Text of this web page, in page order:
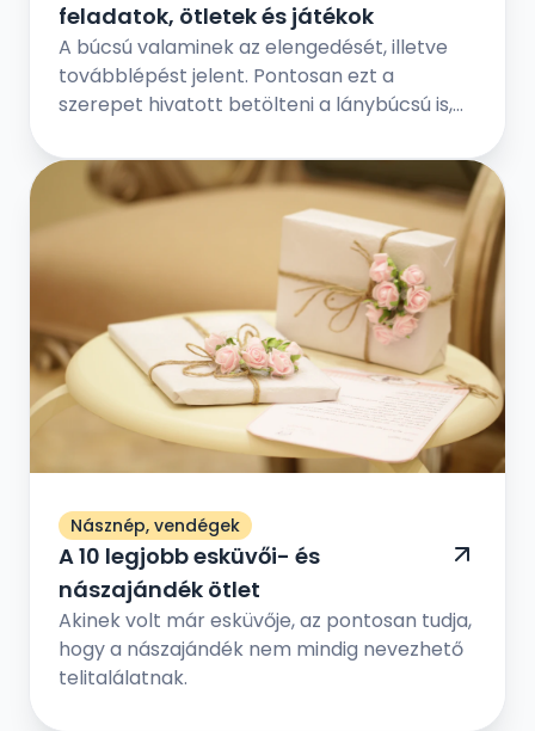
feladatok, ötletek és játékok
A búcsú valaminek az elengedését, illetve
továbblépést jelent. Pontosan ezt a
szerepet hivatott betölteni a lánybúcsú is,
menyasszony örökre hátat fordít régi
életének, és feleséggé válik. Ám előtte még
egy utolsó közös eseményt tart a
legkedvesebb barátnőivel, a hol vicces
játékokkal, fontos kérdés-válaszokkal, és
egy fergeteges bulival ünneplik meg a régi
időszak lezárását és az új időszak
megkezdését.
Násznép, vendégek
A 10 legjobb esküvői- és
nászajándék ötlet
Akinek volt már esküvője, az pontosan tudja,
hogy a nászajándék nem mindig nevezhető
telitalálatnak.